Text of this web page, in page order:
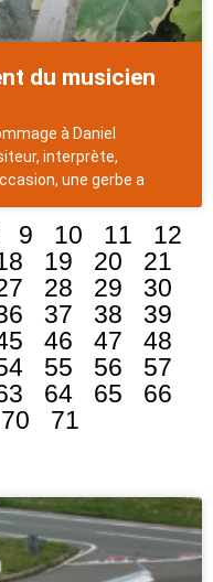
du musicien
à Daniel
interprète,
une gerbe a
9 10 11
12
19 20
21
28 29
30
37 38
39
46 47
48
55 56
57
64 65
66
70 71